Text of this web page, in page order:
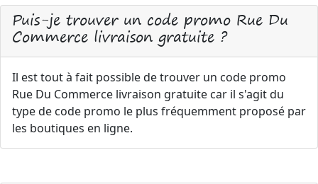
Puis-je trouver un code promo Rue Du
Commerce livraison gratuite ?
Il est tout à fait possible de trouver un code promo
Rue Du Commerce livraison gratuite car il s'agit du
type de code promo le plus fréquemment proposé par
les boutiques en ligne.